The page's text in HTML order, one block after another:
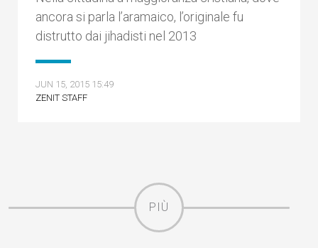
ancora si parla l’aramaico, l’originale fu
distrutto dai jihadisti nel 2013
JUN 15, 2015 15:49
ZENIT STAFF
PIÙ